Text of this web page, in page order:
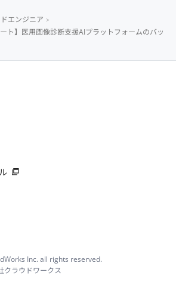
エンジニア
ト】医用画像診断支援AIプラットフォームのバッ
Inc. all rights reserved.
クラウドワークス